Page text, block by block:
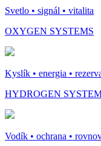
Svetlo • signál • vitalita
OXYGEN SYSTEMS
Kyslík • energia •
HYDROGEN
Vodík • ochrana •